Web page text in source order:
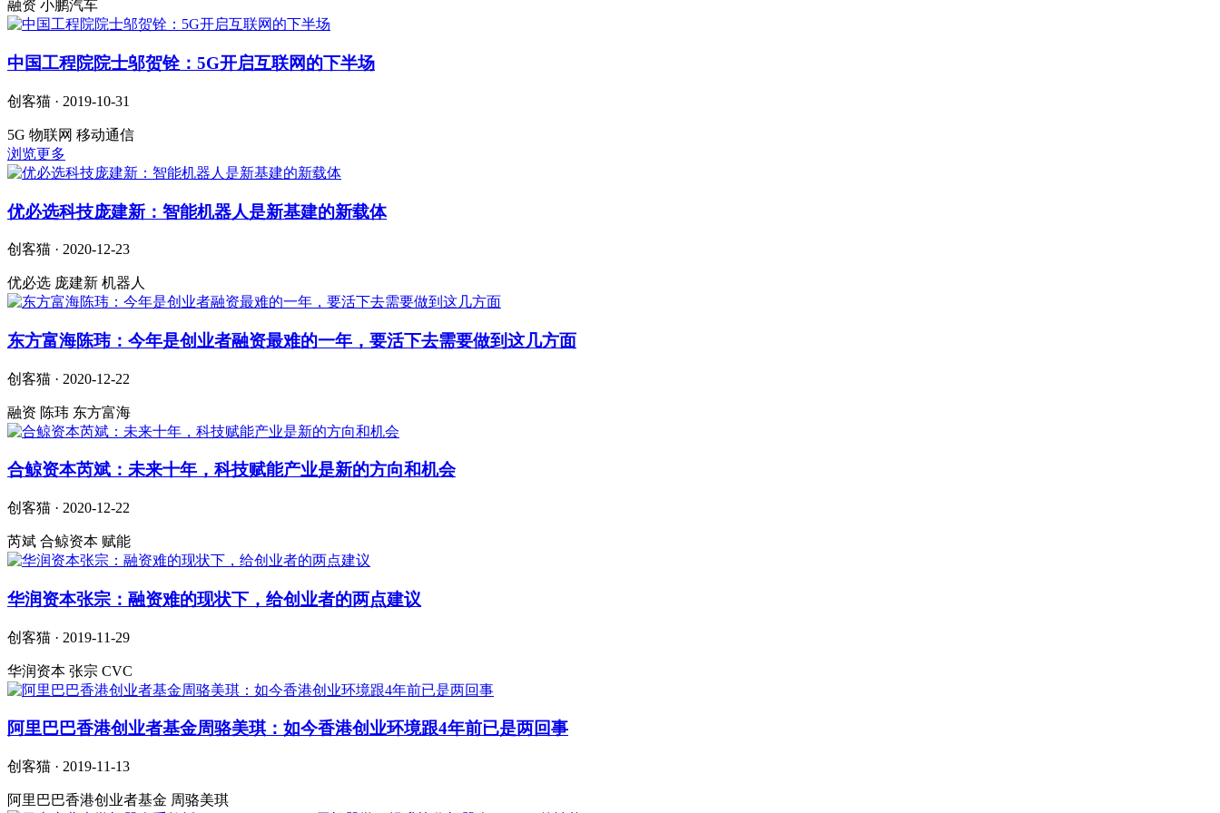
融资 小鹏汽车
中国工程院院士邬贺铨：5G开启互联网的下半场
创客猫 · 2019-10-31
5G 物联网 移动通信
浏览更多
优必选科技庞建新：智能机器人是新基建的新载体
创客猫 · 2020-12-23
优必选 庞建新 机器人
东方富海陈玮：今年是创业者融资最难的一年，要活下去需要做到这几方面
创客猫 · 2020-12-22
融资 陈玮 东方富海
合鲸资本芮斌：未来十年，科技赋能产业是新的方向和机会
创客猫 · 2020-12-22
芮斌 合鲸资本 赋能
华润资本张宗：融资难的现状下，给创业者的两点建议
创客猫 · 2019-11-29
华润资本 张宗 CVC
阿里巴巴香港创业者基金周骆美琪：如今香港创业环境跟4年前已是两回事
创客猫 · 2019-11-13
阿里巴巴香港创业者基金 周骆美琪